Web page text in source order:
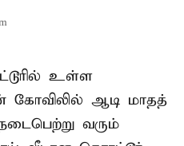
உள்ள
கோவிலில் ஆடி மாதத்
நடைபெற்று வரும்